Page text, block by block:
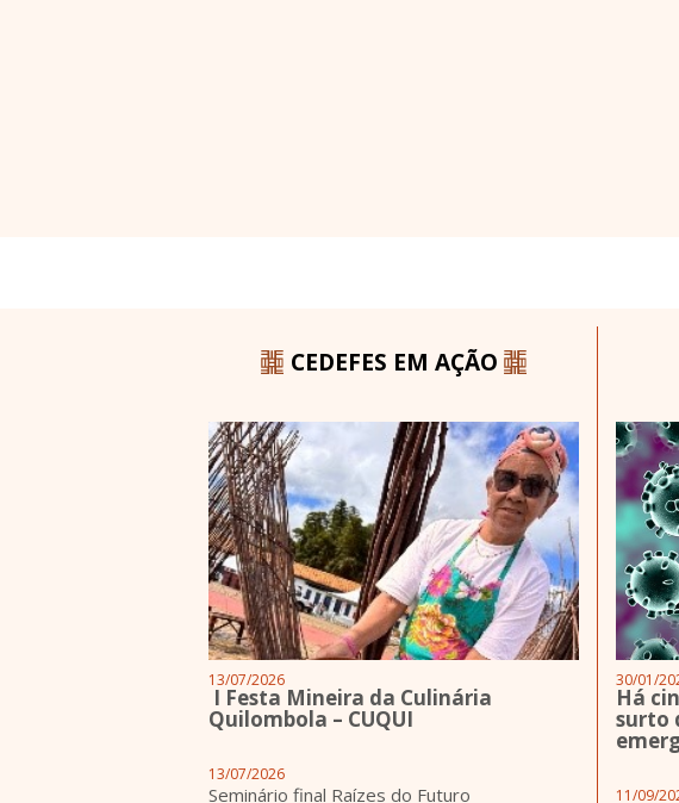
CEDEFES EM AÇÃO
13/07/2026
I Festa Mineira da Culinária
Quilombola – CUQUI
13/07/2026
Seminário final Raízes do Futuro
30/01/
Há
surto
11/09/